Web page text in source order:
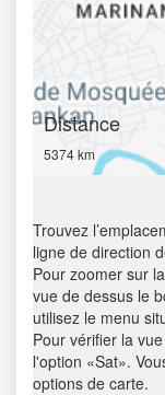
Distance
5374 km
Trouvez
ligne de direction
Pour zoomer sur
vue de dessus le
utilisez le menu
Pour vérifier la
l'option «Sat».
options de carte.